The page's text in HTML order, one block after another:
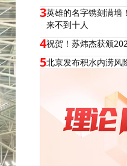
3英雄的名字镌刻满墙
来不到十人
4祝贺！苏炜杰获颁
5北京发布积水内涝风